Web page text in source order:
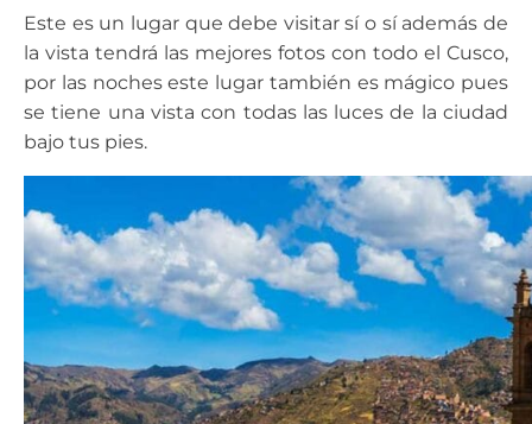
Este es un lugar que debe visitar sí o sí además de
la vista tendrá las mejores fotos con todo el Cusco,
por las noches este lugar también es mágico pues
se tiene una vista con todas las luces de la ciudad
bajo tus pies.